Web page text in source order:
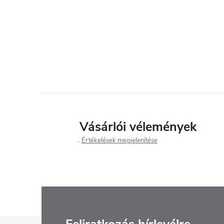
Vásárlói vélemények
Értékelések megjelenítése